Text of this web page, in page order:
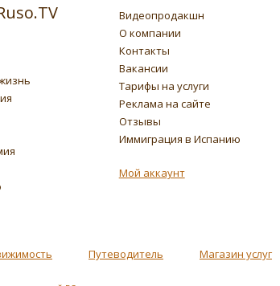
Видеопродакшн
О компании
Контакты
Вакансии
Тарифы на услуги
Реклама на сайте
Отзывы
Иммиграция в Испанию
Мой аккаунт
Путеводитель Магазин услуг